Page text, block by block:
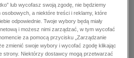
lub wycofasz swoją zgodę, nie będziemy
a niektóre treści i reklamy, które
odpowiednie. Twoje wybory będą miały
i możesz nimi zarządzać, w tym wycofać
za pomocą przycisku „Zarządzanie
zmienić swoje wybory i wycofać zgodę klikając
strony. Niektórzy dostawcy mogą przetwarzać